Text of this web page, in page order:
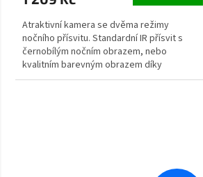
Atraktivní kamera se dvěma režimy
nočního přísvitu. Standardní IR přísvit s
černobílým nočním obrazem, nebo
kvalitním barevným obrazem díky
výkonnému 500 lumenovému...